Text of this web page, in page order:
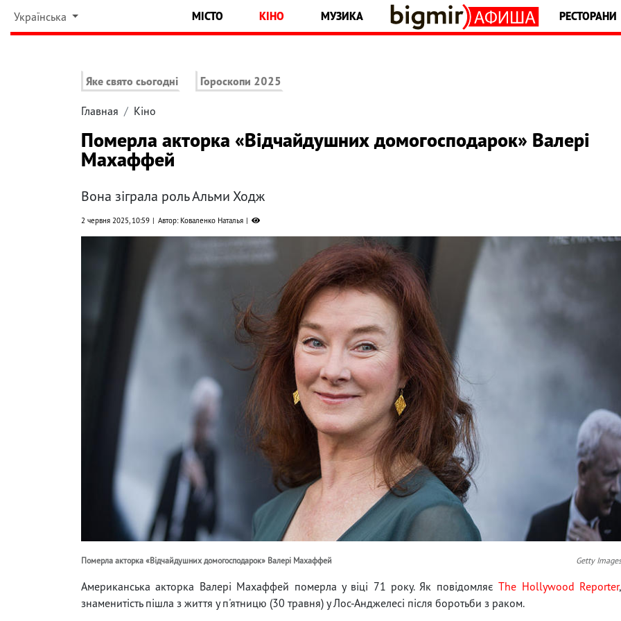
Українська МІСТО КІНО МУЗИКА РЕСТОРАНИ
Яке свято сьогодні Гороскопи 2025
Главная Кіно
Померла акторка «Відчайдушних домогосподарок» Валері
Махаффей
Вона зіграла роль Альми Ходж
2 червня 2025, 10:59 Автор: Коваленко Наталья
Померла акторка «Відчайдушних домогосподарок» Валері Махаффей Getty Images
Американська акторка Валері Махаффей померла у віці 71 року. Як повідомляєThe Hollywood Reporter
знаменитість пішла з життя у п'ятницю (30 травня) у Лос-Анджелесі після боротьби з раком.